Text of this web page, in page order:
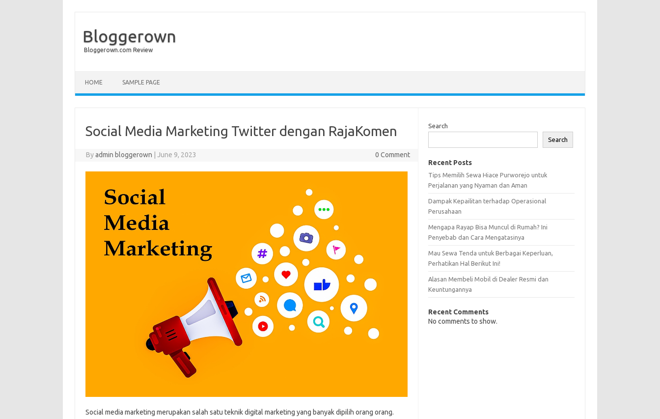
Bloggerown
Bloggerown.com Review
HOME SAMPLE PAGE
Social Media Marketing Twitter dengan RajaKomen
Byadmin bloggerown June 9, 2023 0 Comment
Social media marketing merupakan salah satu teknik digital marketing yang banyak dipilih orang orang.
Search
Search
Recent Posts
Tips Memilih Sewa Hiace Purworejo untuk
Perjalanan yang Nyaman dan Aman
Dampak Kepailitan terhadap Operasional
Perusahaan
Mengapa Rayap Bisa Muncul di Rumah? Ini
Penyebab dan Cara Mengatasinya
Mau Sewa Tenda untuk Berbagai Keperluan,
Perhatikan Hal Berikut Ini!
Alasan Membeli Mobil di Dealer Resmi dan
Keuntungannya
Recent Comments
No comments to show.